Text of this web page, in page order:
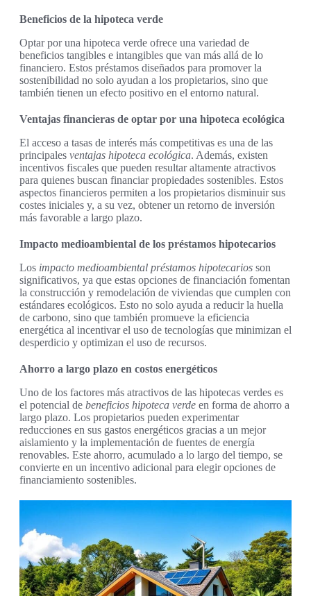
Beneficios de la hipoteca verde
Optar por una hipoteca verde ofrece una variedad de
beneficios tangibles e intangibles que van más allá de lo
financiero. Estos préstamos diseñados para promover la
sostenibilidad no solo ayudan a los propietarios, sino que
también tienen un efecto positivo en el entorno natural.
Ventajas financieras de optar por una hipoteca ecológica
El acceso a tasas de interés más competitivas es una de las
principales ventajas hipoteca ecológica. Además, existen
incentivos fiscales que pueden resultar altamente atractivos
para quienes buscan financiar propiedades sostenibles. Estos
aspectos financieros permiten a los propietarios disminuir sus
costes iniciales y, a su vez, obtener un retorno de inversión
más favorable a largo plazo.
Impacto medioambiental de los préstamos hipotecarios
Los impacto medioambiental préstamos hipotecarios son
significativos, ya que estas opciones de financiación fomentan
la construcción y remodelación de viviendas que cumplen con
estándares ecológicos. Esto no solo ayuda a reducir la huella
de carbono, sino que también promueve la eficiencia
energética al incentivar el uso de tecnologías que minimizan el
desperdicio y optimizan el uso de recursos.
Ahorro a largo plazo en costos energéticos
Uno de los factores más atractivos de las hipotecas verdes es
el potencial de beneficios hipoteca verde en forma de ahorro a
largo plazo. Los propietarios pueden experimentar
reducciones en sus gastos energéticos gracias a un mejor
aislamiento y la implementación de fuentes de energía
renovables. Este ahorro, acumulado a lo largo del tiempo, se
convierte en un incentivo adicional para elegir opciones de
financiamiento sostenibles.